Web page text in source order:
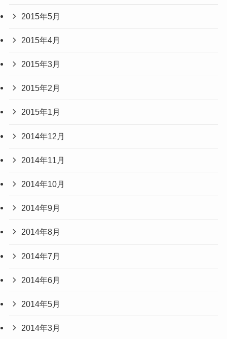
2015年5月
2015年4月
2015年3月
2015年2月
2015年1月
2014年12月
2014年11月
2014年10月
2014年9月
2014年8月
2014年7月
2014年6月
2014年5月
2014年3月